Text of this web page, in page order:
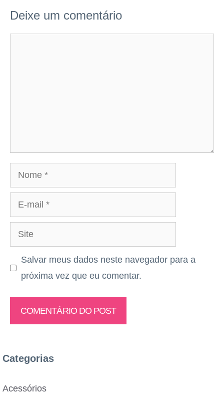
Deixe um comentário
Nome
mail
Site
Salvar meus dados neste navegador para a
próxima vez que eu comentar.
Categorias
Acessórios